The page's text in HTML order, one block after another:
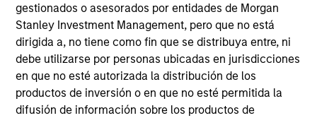
gestionados o asesorados por entidades de Morgan
Stanley Investment Management, pero que no está
dirigida a, no tiene como fin que se distribuya entre, ni
debe utilizarse por personas ubicadas en jurisdicciones
en que no esté autorizada la distribución de los
productos de inversión o en que no esté permitida la
difusión de información sobre los productos de
Investment Team
Morgan Stanley Private Equity Asia